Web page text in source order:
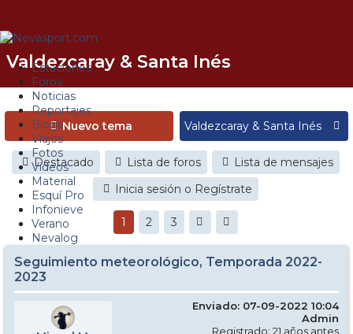
Estaciones
Foros
Noticias
Reportajes
Blogs
Viajes
Fotos
Videos
Material
Esquí Pro
Infonieve
Verano
Nevalog
Valdezcaray & Santa Inés
Nuevo tema
Destacado Lista de foros
Lista de mensajes
Inicia sesión o Regístrate
1 2 3
Seguimiento meteorológico, Temporada 2022-
2023
Enviado: 07-09-2022 10:04
Admin
Registrado: 21 años antes